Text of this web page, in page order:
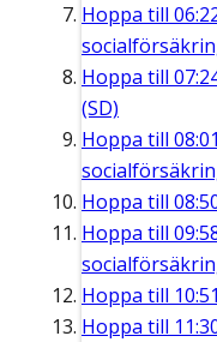
Hoppa till
Hoppa till
(SD)
Hoppa till 08:01
Hoppa till
Hoppa till
Hoppa till 10:51
Hoppa till